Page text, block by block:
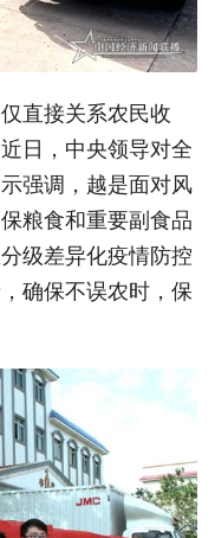
直接关系农民收
日，中央领导对全
强调，越是面对风
粮食和重要副食品
级差异化疫情防控
确保不误农时，保